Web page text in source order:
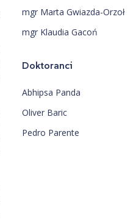
mgr Marta Gwiazda-Orzoł
mgr Klaudia Gacoń
Doktoranci
Abhipsa Panda
Oliver Baric
Pedro Parente